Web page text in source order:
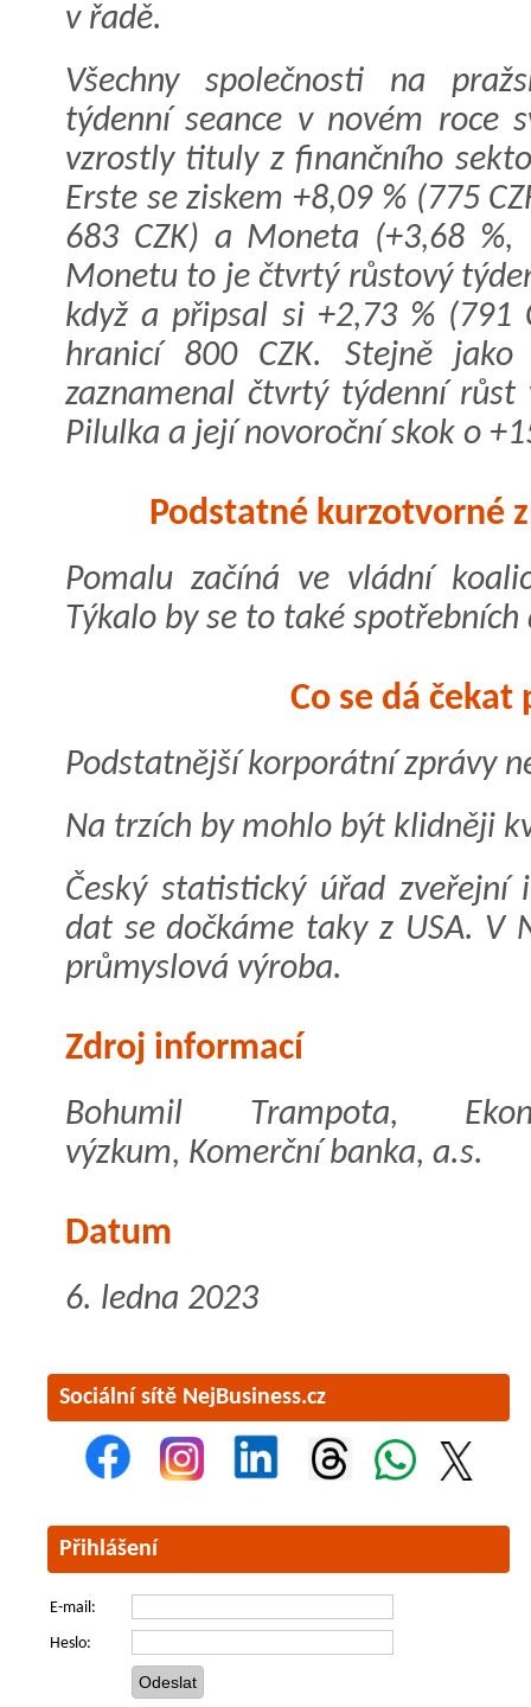
v řadě.
Všechny společnosti na
týdenní seance v novém roce
vzrostly tituly z finančního
Erste se ziskem +8,09 % (775
683 CZK) a Moneta (+3,68 %,
Monetu to je čtvrtý růstový
když a připsal si +2,73 % (791
hranicí 800 CZK. Stejně
zaznamenal čtvrtý týdenní
Pilulka a její novoroční skok o
Podstatné kurzotvorné
Pomalu začíná ve vládní
Týkalo by se to také
Co se dá
Podstatnější korporátní zprávy
Na trzích by mohlo být klidněji
Český statistický úřad zveřejní
dat se dočkáme taky z USA. V
průmyslová výroba.
Zdroj informací
Bohumil Trampota,
výzkum, Komerční banka, a.s.
Datum
6. ledna 2023
Sociální sítě NejBusiness.cz
Přihlášení
E-mail:
Heslo: